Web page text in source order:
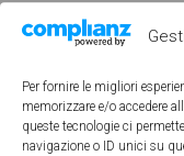
Per fornire le migliori
memorizzare e/o accedere
queste tecnologie ci
navigazione o ID unici su
My comment is..